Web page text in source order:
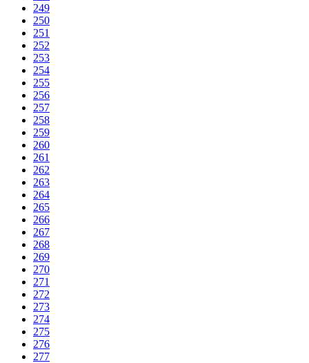
249
250
251
252
253
254
255
256
257
258
259
260
261
262
263
264
265
266
267
268
269
270
271
272
273
274
275
276
277